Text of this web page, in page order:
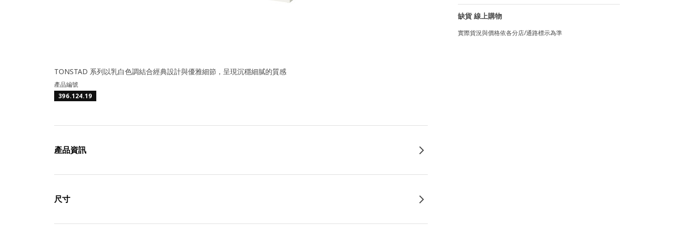
缺貨 線上購物
實際貨況與價格依各分店/通路標示為準
TONSTAD 系列以乳白色調結合經典設計與優雅細節，呈現沉穩細膩的質感
產品編號
396.124.19
產品資訊
尺寸